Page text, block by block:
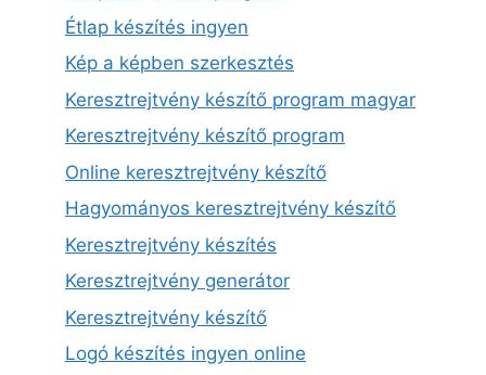
Étlap készítés ingyen
Kép a képben szerkesztés
Keresztrejtvény készítő program magyar
Keresztrejtvény készítő program
Online keresztrejtvény készítő
Hagyományos keresztrejtvény készítő
Keresztrejtvény készítés
Keresztrejtvény generátor
Keresztrejtvény készítő
Logó készítés ingyen online